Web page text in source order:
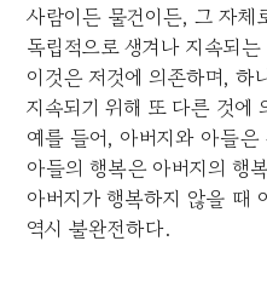
사람이든 물건이든, 그 자체
독립적으로 생겨나 지속되
이것은 저것에 의존하며, 하
지속되기 위해 또 다른 것에
예를 들어, 아버지와 아들
아들의 행복은 아버지의 행
아버지가 행복하지 않을 때
역시 불완전하다.